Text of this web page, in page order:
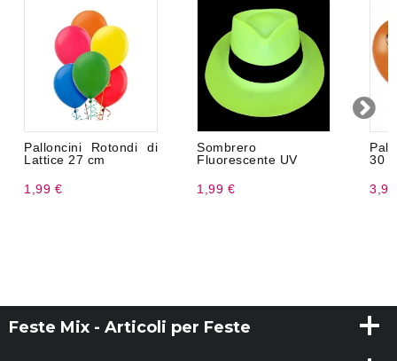
Palloncini Rotondi di
Lattice 27 cm
1,99 €
Sombrero
Fluorescente UV
1,99 €
30
Feste Mix - Articoli per Feste